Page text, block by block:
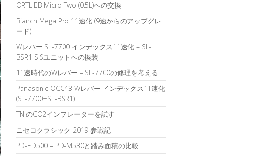
ORTLIEB Micro Two (0.5L)への交換
Bianch Mega Pro 11速化 (9速からのアップグレ
ード)
Wレバー SL-7700 インデックス11速化 – SL-
BSR1 SISユニットへの換装
11速時代のWレバー – SL-7700の修理を考える
Panasonic OCC43 Wレバー インデックス11速化
(SL-7700+SL-BSR1)
TNIのCO2インフレーターを試す
ニセコクラシック 2019 参戦記
PD-ED500 – PD-M530と踏み面積の比較